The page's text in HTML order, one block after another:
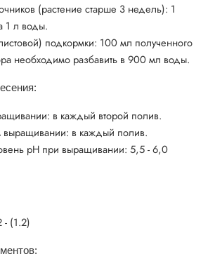
(растение старше 3 недель): 1
1 л воды.
подкормки: 100 мл полученного
необходимо разбавить в 900 мл воды.
в каждый второй полив.
в каждый полив.
pH при выращивании: 5,5 - 6,0
- (1.2)